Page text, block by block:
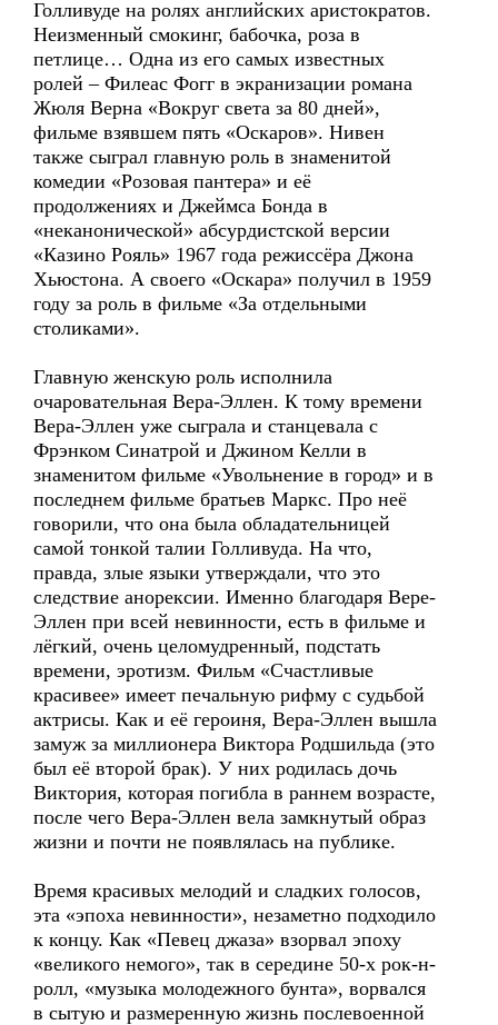
Голливуде на ролях английских аристократов.
Неизменный смокинг, бабочка, роза в
петлице… Одна из его самых известных
ролей – Филеас Фогг в экранизации романа
Жюля Верна «Вокруг света за 80 дней»,
фильме взявшем пять «Оскаров». Нивен
также сыграл главную роль в знаменитой
комедии «Розовая пантера» и её
продолжениях и Джеймса Бонда в
«неканонической» абсурдистской версии
«Казино Рояль» 1967 года режиссёра Джона
Хьюстона. А своего «Оскара» получил в 1959
году за роль в фильме «За отдельными
столиками».
Главную женскую роль исполнила
очаровательная Вера-Эллен. К тому времени
Вера-Эллен уже сыграла и станцевала с
Фрэнком Синатрой и Джином Келли в
знаменитом фильме «Увольнение в город» и в
последнем фильме братьев Маркс. Про неё
говорили, что она была обладательницей
самой тонкой талии Голливуда. На что,
правда, злые языки утверждали, что это
следствие анорексии. Именно благодаря Вере-
Эллен при всей невинности, есть в фильме и
лёгкий, очень целомудренный, подстать
времени, эротизм. Фильм «Счастливые
красивее» имеет печальную рифму с судьбой
актрисы. Как и её героиня, Вера-Эллен вышла
замуж за миллионера Виктора Родшильда (это
был её второй брак). У них родилась дочь
Виктория, которая погибла в раннем возрасте,
после чего Вера-Эллен вела замкнутый образ
жизни и почти не появлялась на публике.
Время красивых мелодий и сладких голосов,
эта «эпоха невинности», незаметно подходило
к концу. Как «Певец джаза» взорвал эпоху
«великого немого», так в середине 50-х рок-н-
ролл, «музыка молодежного бунта», ворвался
в сытую и размеренную жизнь послевоенной